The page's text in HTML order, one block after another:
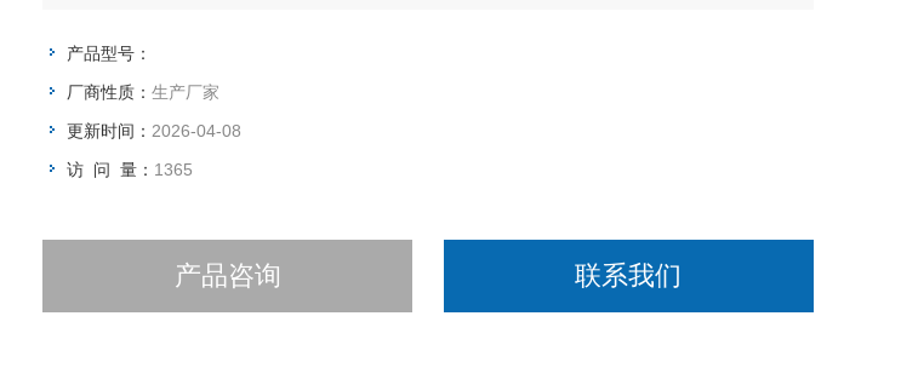
产品型号：
厂商性质： 生产厂家
更新时间： 2026-04-08
访 问 量： 1365
产品咨询 联系我们